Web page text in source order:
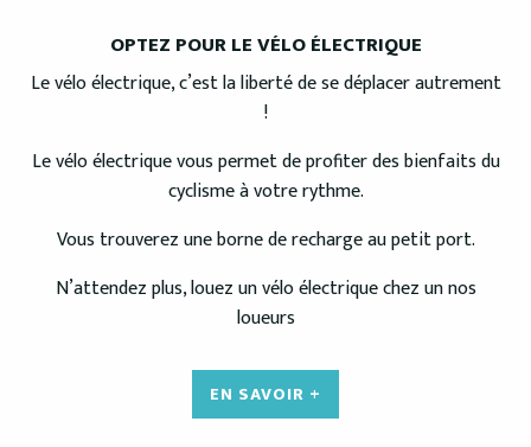
OPTEZ POUR LE VÉLO ÉLECTRIQUE
Le vélo électrique, c’est la liberté de se déplacer autrement
!
Le vélo électrique vous permet de profiter des bienfaits du
cyclisme à votre rythme.
Vous trouverez une borne de recharge au petit port.
N’attendez plus, louez un vélo électrique chez un nos
loueurs
EN SAVOIR +